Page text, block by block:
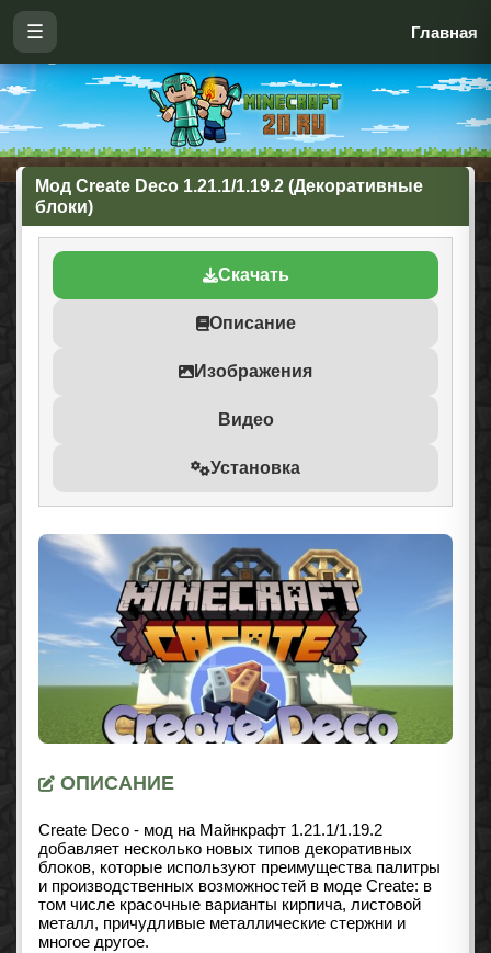
☰ Главная
Мод Create Deco 1.21.1/1.19.2 (Декоративные
блоки)
Скачать
Описание
Изображения
Видео
Установка
ОПИСАНИЕ
Create Deco - мод на Майнкрафт 1.21.1/1.19.2
добавляет несколько новых типов декоративных
блоков, которые используют преимущества палитры
и производственных возможностей в моде Create: в
том числе красочные варианты кирпича, листовой
металл, причудливые металлические стержни и
многое другое.